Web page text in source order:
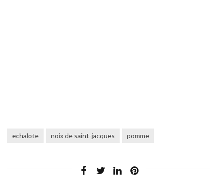
echalote noix de saint-jacques pomme